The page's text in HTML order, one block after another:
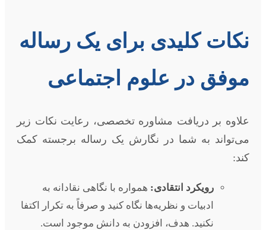
نکات کلیدی برای یک رساله
موفق در علوم اجتماعی
علاوه بر دریافت مشاوره تخصصی، رعایت نکات زیر
می‌تواند به شما در نگارش یک رساله برجسته کمک
کند:
رویکرد انتقادی: همواره با نگاهی نقادانه به
ادبیات و نظریه‌ها نگاه کنید و صرفاً به تکرار اکتفا
نکنید. هدف، افزودن به دانش موجود است.